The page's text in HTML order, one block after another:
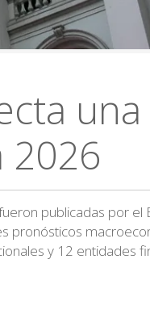
una
2026
publicadas por el
pronósticos
y 12 entidades